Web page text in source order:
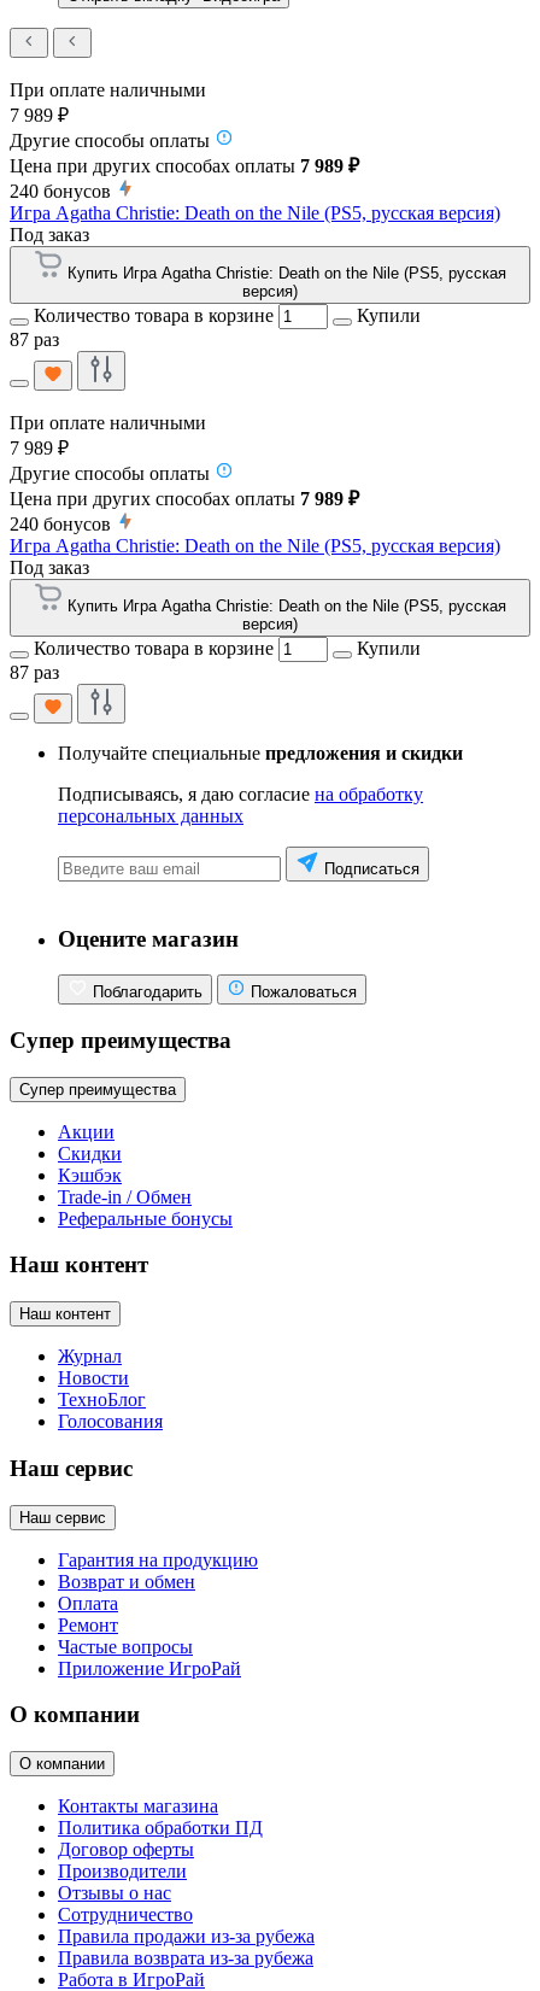
При оплате наличными
7 989 ₽
Другие способы оплаты
Цена при других способах оплаты 7 989 ₽
240 бонусов
Игра Agatha Christie: Death on the Nile (PS5, русская версия)
Под заказ
Купить Игра Agatha Christie: Death on the Nile (PS5, русская
версия)
Количество товара в корзине
Купили
87 раз
При оплате наличными
7 989 ₽
Другие способы оплаты
Цена при других способах оплаты 7 989 ₽
240 бонусов
Игра Agatha Christie: Death on the Nile (PS5, русская версия)
Под заказ
Купить Игра Agatha Christie: Death on the Nile (PS5, русская
версия)
Количество товара в корзине
Купили
87 раз
Получайте специальные предложения и скидки
Подписываясь, я даю согласие на обработку
персональных данных
Подписаться
Оцените магазин
Поблагодарить Пожаловаться
Супер преимущества
Супер преимущества
Акции
Скидки
Кэшбэк
Trade-in / Обмен
Реферальные бонусы
Наш контент
Наш контент
Журнал
Новости
ТехноБлог
Голосования
Наш сервис
Наш сервис
Гарантия на продукцию
Возврат и обмен
Оплата
Ремонт
Частые вопросы
Приложение ИгроРай
О компании
О компании
Контакты магазина
Политика обработки ПД
Договор оферты
Производители
Отзывы о нас
Сотрудничество
Правила продажи из-за рубежа
Правила возврата из-за рубежа
Работа в ИгроРай